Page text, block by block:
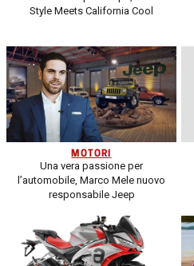
Style Meets California Cool
MOTORI
Una vera passione per
l’automobile, Marco Mele nuovo
responsabile Jeep